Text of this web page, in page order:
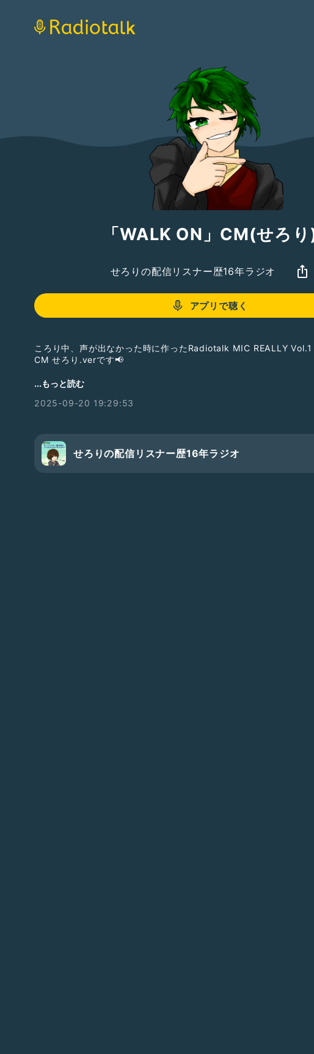
「WALK ON」CM(せろり
せろりの配信リスナー歴16年ラジオ
アプリで聴く
ころり中、声が出なかった時に作ったRadiotalk MIC REALLY
CM せろり.verです📢
11人のメンバーで、ビート・リリック・サムネ全てオリジナルの曲で
https://radiotalk.jp/talk/1343184
#CM甲子園
...もっと読む
2025-09-20 19:29:53
せろりの配信リスナー歴16年ラジオ